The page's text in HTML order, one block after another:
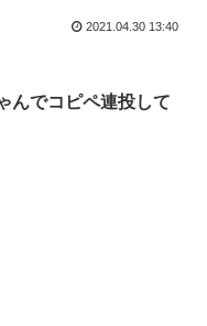
2021.04.30 13:40
んでコピペ連投して